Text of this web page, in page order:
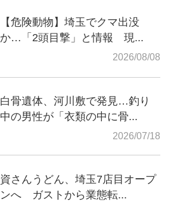
【危険動物】埼玉でクマ出没
か…「2頭目撃」と情報 現...
2026/08/08
白骨遺体、河川敷で発見…釣り
中の男性が「衣類の中に骨...
2026/07/18
資さんうどん、埼玉7店目オープ
ンへ ガストから業態転...